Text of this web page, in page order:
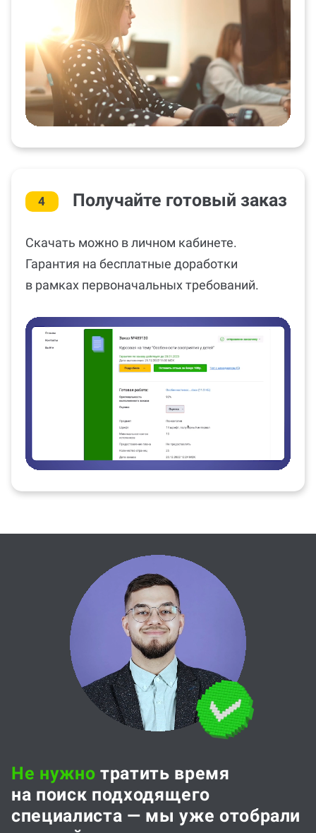
4 Получайте готовый заказ
Скачать можно в личном кабинете.
Гарантия на бесплатные доработки
в рамках первоначальных требований.
Не нужно тратить время
на поиск подходящего
специалиста — мы уже отобрали